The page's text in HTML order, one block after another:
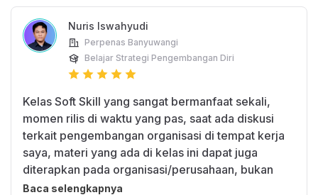
(time management),
adaptasi(adaptability)dalam kehidupan
pribadi dan profesional.
Nuris Iswahyudi
Perpenas Banyuwangi
Belajar Strategi Pengembangan Diri
Kelas Soft Skill yang sangat bermanfaat sekali,
momen rilis di waktu yang pas, saat ada diskusi
terkait pengembangan organisasi di tempat kerja
saya, materi yang ada di kelas ini dapat juga
diterapkan pada organisasi/perusahaan, bukan
hanya pada diri sendiri.
Baca selengkapnya